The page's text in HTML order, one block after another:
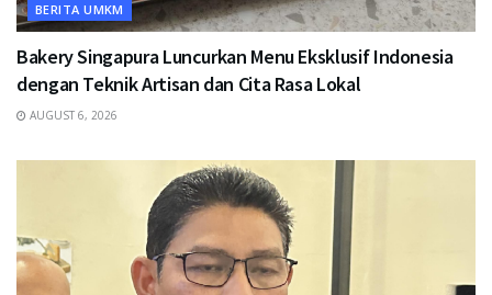
BERITA UMKM
Bakery Singapura Luncurkan Menu Eksklusif Indonesia
dengan Teknik Artisan dan Cita Rasa Lokal
AUGUST 6, 2026